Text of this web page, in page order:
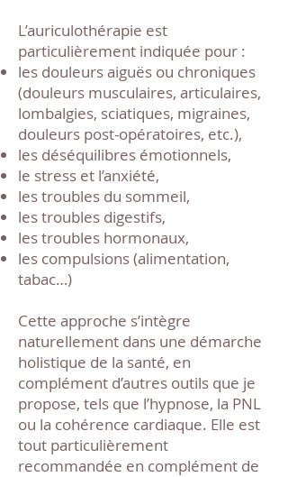
L’auriculothérapie est
particulièrement indiquée pour :
les douleurs aiguës ou chroniques
(douleurs musculaires, articulaires,
lombalgies, sciatiques, migraines,
douleurs post-opératoires, etc.),
les déséquilibres émotionnels,
le stress et l’anxiété,
les troubles du sommeil,
les troubles digestifs,
les troubles hormonaux,
les compulsions (alimentation,
tabac…)
Cette approche s’intègre
naturellement dans une démarche
holistique de la santé, en
complément d’autres outils que je
propose, tels que l’hypnose, la PNL
ou la cohérence cardiaque. Elle est
tout particulièrement
recommandée en complément de